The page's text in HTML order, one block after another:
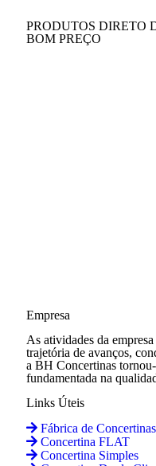
PRODUTOS DIRETO
BOM PREÇO
Empresa
As atividades da
trajetória de avanços,
a BH Concertinas
fundamentada na
Links Úteis
Fábrica de Concertinas
Concertina FLAT
Concertina Simples